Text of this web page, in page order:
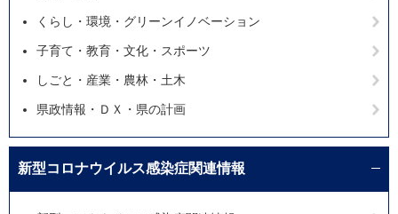
くらし・環境・グリーンイノベーション
子育て・教育・文化・スポーツ
しごと・産業・農林・土木
県政情報・ＤＸ・県の計画
新型コロナウイルス感染症関連情報